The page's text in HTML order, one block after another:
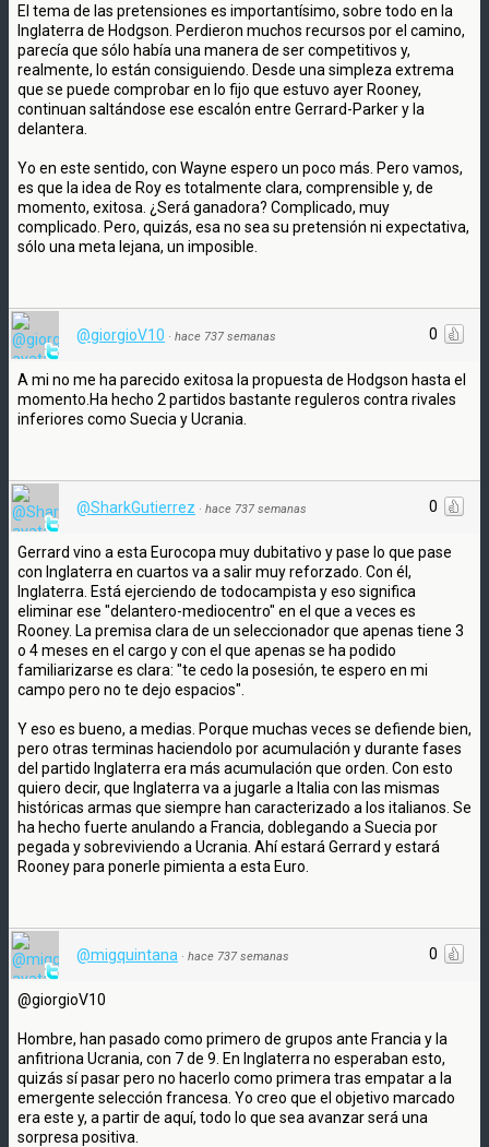
El tema de las pretensiones es importantísimo, sobre todo en la
Inglaterra de Hodgson. Perdieron muchos recursos por el camino,
parecía que sólo había una manera de ser competitivos y,
realmente, lo están consiguiendo. Desde una simpleza extrema
que se puede comprobar en lo fijo que estuvo ayer Rooney,
continuan saltándose ese escalón entre Gerrard-Parker y la
delantera.
Yo en este sentido, con Wayne espero un poco más. Pero vamos,
es que la idea de Roy es totalmente clara, comprensible y, de
momento, exitosa. ¿Será ganadora? Complicado, muy
complicado. Pero, quizás, esa no sea su pretensión ni expectativa,
sólo una meta lejana, un imposible.
0
@giorgioV10 · hace 737 semanas
A mi no me ha parecido exitosa la propuesta de Hodgson hasta el
momento.Ha hecho 2 partidos bastante reguleros contra rivales
inferiores como Suecia y Ucrania.
0
@SharkGutierrez · hace 737 semanas
Gerrard vino a esta Eurocopa muy dubitativo y pase lo que pase
con Inglaterra en cuartos va a salir muy reforzado. Con él,
Inglaterra. Está ejerciendo de todocampista y eso significa
eliminar ese "delantero-mediocentro" en el que a veces es
Rooney. La premisa clara de un seleccionador que apenas tiene 3
o 4 meses en el cargo y con el que apenas se ha podido
familiarizarse es clara: "te cedo la posesión, te espero en mi
campo pero no te dejo espacios".
Y eso es bueno, a medias. Porque muchas veces se defiende bien,
pero otras terminas haciendolo por acumulación y durante fases
del partido Inglaterra era más acumulación que orden. Con esto
quiero decir, que Inglaterra va a jugarle a Italia con las mismas
históricas armas que siempre han caracterizado a los italianos. Se
ha hecho fuerte anulando a Francia, doblegando a Suecia por
pegada y sobreviviendo a Ucrania. Ahí estará Gerrard y estará
Rooney para ponerle pimienta a esta Euro.
0
@migquintana · hace 737 semanas
@giorgioV10
Hombre, han pasado como primero de grupos ante Francia y la
anfitriona Ucrania, con 7 de 9. En Inglaterra no esperaban esto,
quizás sí pasar pero no hacerlo como primera tras empatar a la
emergente selección francesa. Yo creo que el objetivo marcado
era este y, a partir de aquí, todo lo que sea avanzar será una
sorpresa positiva.